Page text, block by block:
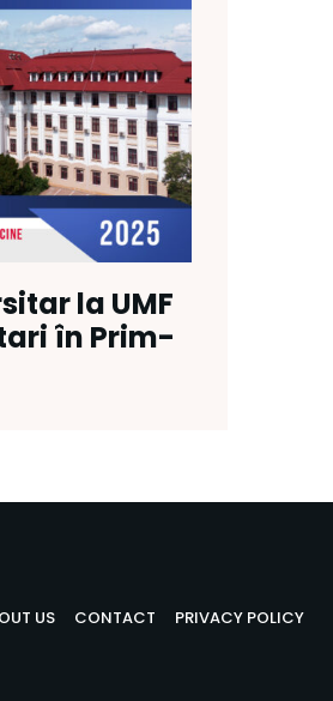
la UMF
în Prim-
US CONTACT PRIVACY POLICY